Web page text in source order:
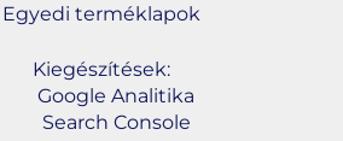
Egyedi terméklapok
Kiegészítések:
Google Analitika
Search Console